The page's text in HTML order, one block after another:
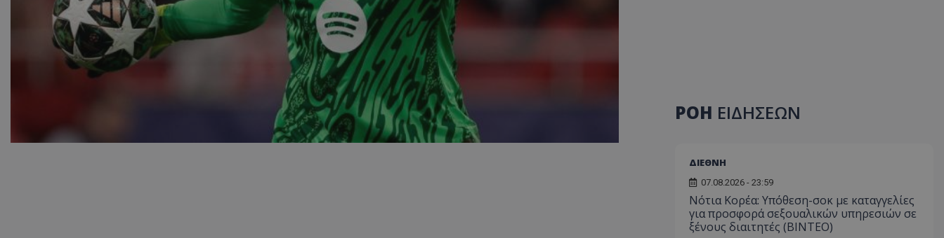
ΡΟΗ ΕΙΔΗΣΕΩΝ
ΔΙΕΘΝΗ
07.08.2026 - 23:59
Νότια Κορέα: Υπόθεση-σοκ με καταγγελίες
για προσφορά σεξουαλικών υπηρεσιών σε
ξένους διαιτητές (BINTEO)